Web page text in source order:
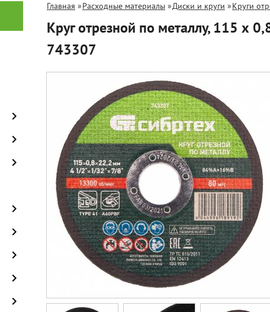
Главная »Расходные материалы »Диски и круги »Круги
Круг отрезной по металлу, 115 х
743307